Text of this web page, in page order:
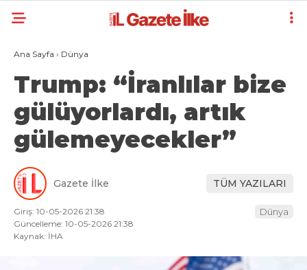
Ana Sayfa › Dünya
Trump: “İranlılar bize
gülüyorlardı, artık
gülemeyecekler”
Gazete İlke TÜM YAZILARI
Giriş: 10-05-2026 21:38
Güncelleme: 10-05-2026 21:38
Kaynak: İHA
Dünya